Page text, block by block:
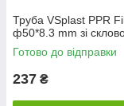
Труба VSplast PPR
ф50*8.3 mm зі
Готово до відправки
237 ₴